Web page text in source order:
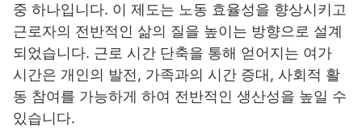
중 하나입니다. 이 제도는 노동 효율성을 향상시키고
근로자의 전반적인 삶의 질을 높이는 방향으로 설계
되었습니다. 근로 시간 단축을 통해 얻어지는 여가
시간은 개인의 발전, 가족과의 시간 증대, 사회적 활
동 참여를 가능하게 하여 전반적인 생산성을 높일 수
있습니다.